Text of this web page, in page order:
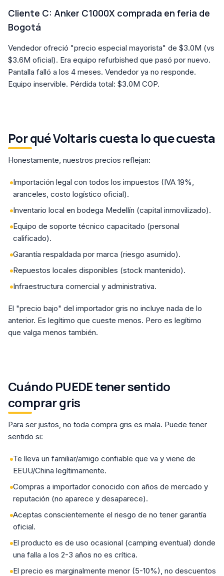
Cliente C: Anker C1000X comprada en feria de
Bogotá
Vendedor ofreció "precio especial mayorista" de $3.0M (vs
$3.6M oficial). Era equipo refurbished que pasó por nuevo.
Pantalla falló a los 4 meses. Vendedor ya no responde.
Equipo inservible. Pérdida total: $3.0M COP.
Por qué Voltaris cuesta lo que cuesta
Honestamente, nuestros precios reflejan:
Importación legal con todos los impuestos (IVA 19%,
aranceles, costo logístico oficial).
Inventario local en bodega Medellín (capital inmovilizado).
Equipo de soporte técnico capacitado (personal
calificado).
Garantía respaldada por marca (riesgo asumido).
Repuestos locales disponibles (stock mantenido).
Infraestructura comercial y administrativa.
El "precio bajo" del importador gris no incluye nada de lo
anterior. Es legítimo que cueste menos. Pero es legítimo
que valga menos también.
Cuándo PUEDE tener sentido
comprar gris
Para ser justos, no toda compra gris es mala. Puede tener
sentido si:
Te lleva un familiar/amigo confiable que va y viene de
EEUU/China legítimamente.
Compras a importador conocido con años de mercado y
reputación (no aparece y desaparece).
Aceptas conscientemente el riesgo de no tener garantía
oficial.
El producto es de uso ocasional (camping eventual) donde
una falla a los 2-3 años no es crítica.
El precio es marginalmente menor (5-10%), no descuentos